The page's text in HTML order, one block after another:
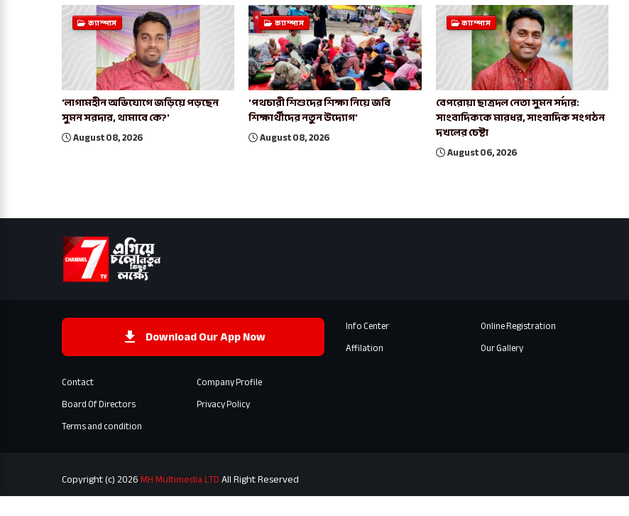
ক্যাম্পাস
'লাগামহীন অভিযোগে জড়িয়ে পড়ছেন
সুমন সরদার, থামাবে কে?'
August 08, 2026
ক্যাম্পাস
'পথচারী শিশুদের শিক্ষা নিয়ে জবি
শিক্ষার্থীদের নতুন উদ্যোগ'
August 08, 2026
ক্যাম্পাস
বেপরোয়া ছাত্রদল নেতা সুমন সর্দার:
সাংবাদিককে মারধর, সাংবাদিক সংগঠন
দখলের চেষ্টা
August 06, 2026
Download Our App Now
Contact
Company Profile
Board Of Directors
Privacy Policy
Terms and condition
Info Center
Online Registration
Affilation
Our Gallery
Copyright (c) 2026MH Multimedia LTDAll Right Reserved